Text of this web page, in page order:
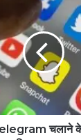
चलाने के